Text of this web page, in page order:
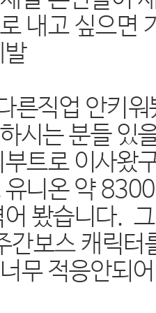
내고 싶으면
발
른직업 안키
시는 분들 있
트로 이사왔
니온 약
봤습니다.
간보스 캐릭
무 적응안되